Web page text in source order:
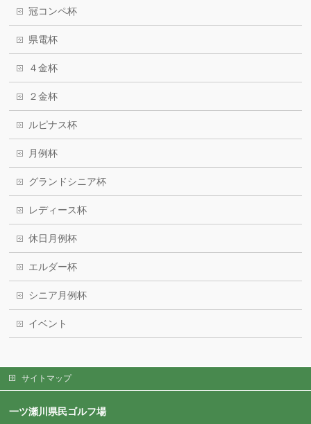
冠コンペ杯
県電杯
４金杯
２金杯
ルピナス杯
月例杯
グランドシニア杯
レディース杯
休日月例杯
エルダー杯
シニア月例杯
イベント
サイトマップ
一ツ瀬川県民ゴルフ場